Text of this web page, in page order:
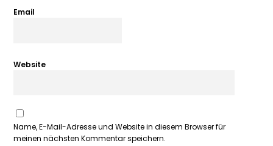
Email
Website
Name, E-Mail-Adresse und Website in diesem Browser für
meinen nächsten Kommentar speichern.